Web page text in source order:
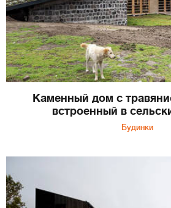
Каменный дом с
встроенный в
Будинки